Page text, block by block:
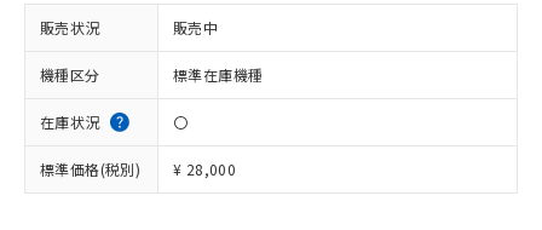
販売状況 販売中
機種区分 標準在庫機種
在庫状況 〇
標準価格(税別) ¥ 28,000